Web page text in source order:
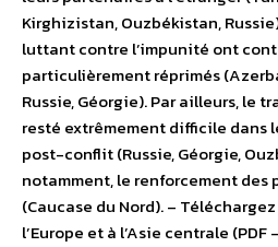
Kirghizistan, Ouzbékistan,
luttant contre l’impunité ont
particulièrement réprimés
Russie, Géorgie). Par ailleurs, le
resté extrêmement difficile dans
post-conflit (Russie, Géorgie,
notamment, le renforcement
(Caucase du Nord). –
l’Europe et à l’Asie centrale (PDF